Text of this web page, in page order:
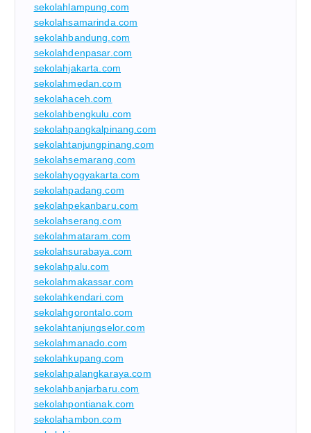
sekolahlampung.com
sekolahsamarinda.com
sekolahbandung.com
sekolahdenpasar.com
sekolahjakarta.com
sekolahmedan.com
sekolahaceh.com
sekolahbengkulu.com
sekolahpangkalpinang.com
sekolahtanjungpinang.com
sekolahsemarang.com
sekolahyogyakarta.com
sekolahpadang.com
sekolahpekanbaru.com
sekolahserang.com
sekolahmataram.com
sekolahsurabaya.com
sekolahpalu.com
sekolahmakassar.com
sekolahkendari.com
sekolahgorontalo.com
sekolahtanjungselor.com
sekolahmanado.com
sekolahkupang.com
sekolahpalangkaraya.com
sekolahbanjarbaru.com
sekolahpontianak.com
sekolahambon.com